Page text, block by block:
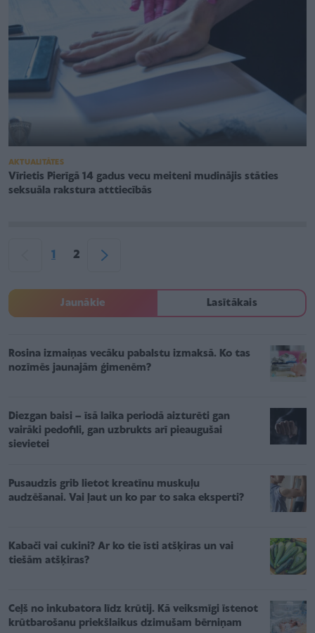
AKTUALITĀTES
Vīrietis Pierīgā 14 gadus vecu meiteni mudinājis stāties
seksuāla rakstura atttiecībās
1 2
Jaunākie Lasītākais
Rosina izmaiņas vecāku pabalstu izmaksā. Ko tas
nozīmēs jaunajām ģimenēm?
Diezgan baisi – īsā laika periodā aizturēti gan
vairāki pedofili, gan uzbrukts arī pieaugušai
sievietei
Pusaudzis grib lietot kreatīnu muskuļu
audzēšanai. Vai ļaut un ko par to saka eksperti?
Kabači vai cukini? Ar ko tie īsti atšķiras un vai
tiešām atšķiras?
Ceļš no inkubatora līdz krūtij. Kā veiksmīgi īstenot
krūtbarošanu priekšlaikus dzimušam bērniņam